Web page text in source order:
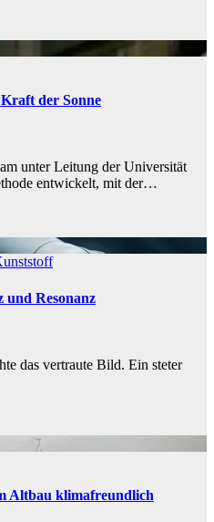
der Sonne
unter Leitung der Universität
entwickelt, mit der…
und Resonanz
das vertraute Bild. Ein steter
Altbau klimafreundlich